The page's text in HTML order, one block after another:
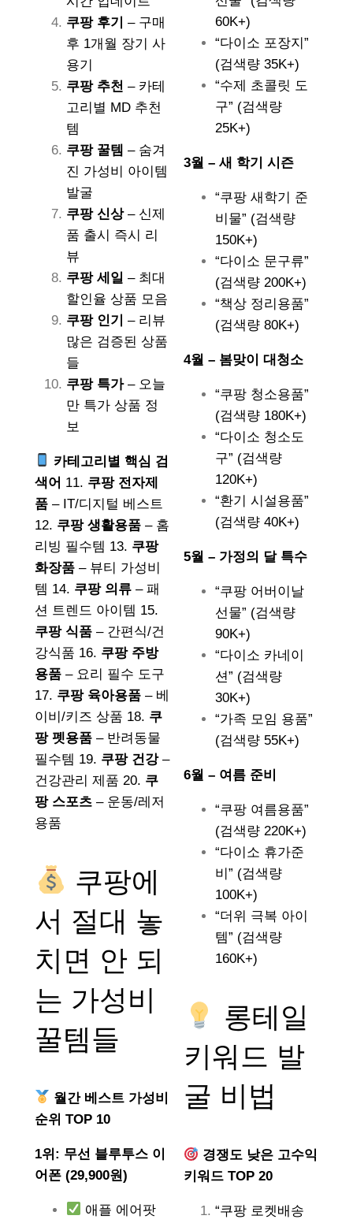
쿠팡 후기
– 구매
후 1개월 장기 사
용기
쿠팡 추천 – 카테
고리별 MD 추천
템
쿠팡 꿀템 – 숨겨
진 가성비 아이템
발굴
쿠팡 신상– 신제
품 출시 즉시 리
뷰
쿠팡 세일 – 최대
할인율 상품 모음
쿠팡 인기
– 리뷰
많은 검증된 상품
들
쿠팡 특가– 오늘
만 특가 상품 정
보
카테고리별 핵심 검
색어 11. 쿠팡 전자제
품 – IT/디지털 베스트
12. 쿠팡 생활용품 – 홈
리빙 필수템 13. 쿠팡
화장품 – 뷰티 가성비
템 14. 쿠팡 의류 – 패
션 트렌드 아이템 15.
쿠팡 식품 – 간편식/건
강식품 16. 쿠팡 주방
용품 – 요리 필수 도구
17. 쿠팡 육아용품 – 베
이비/키즈 상품 18. 쿠
팡 펫용품 – 반려동물
필수템 19. 쿠팡 건강–
건강관리 제품 20. 쿠
팡 스포츠 – 운동/레저
용품
쿠팡에
서 절대 놓
치면 안 되
는 가성비
꿀템들
월간 베스트 가성비
순위 TOP 10
1위: 무선 블루투스 이
어폰 (29,900원)
애플 에어팟
60K+)
“다이소 포장지”
(검색량 35K+)
“수제 초콜릿 도
구” (검색량
25K+)
3월 – 새 학기 시즌
“쿠팡 새학기 준
비물” (검색량
150K+)
“다이소 문구류”
(검색량 200K+)
“책상 정리용품”
(검색량 80K+)
4월 – 봄맞이 대청소
“쿠팡 청소용품”
(검색량 180K+)
“다이소 청소도
구” (검색량
120K+)
“환기 시설용품”
(검색량 40K+)
5월 – 가정의 달 특수
“쿠팡 어버이날
선물” (검색량
90K+)
“다이소 카네이
션” (검색량
30K+)
“가족 모임 용품”
(검색량 55K+)
6월 – 여름 준비
“쿠팡 여름용품”
(검색량 220K+)
“다이소 휴가준
비” (검색량
100K+)
“더위 극복 아이
템” (검색량
160K+)
롱테일
키워드 발
굴 비법
경쟁도 낮은 고수익
키워드 TOP 20
“쿠팡 로켓배송